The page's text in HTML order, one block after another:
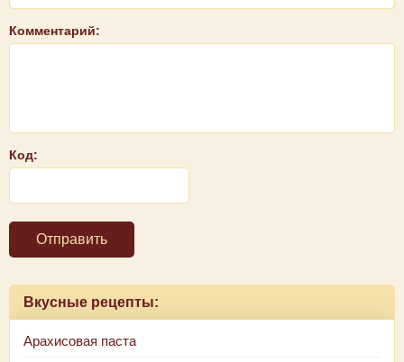
Комментарий:
Код:
Отправить
Вкусные рецепты:
Арахисовая паста